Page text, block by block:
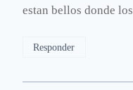
estan bellos donde
Responder